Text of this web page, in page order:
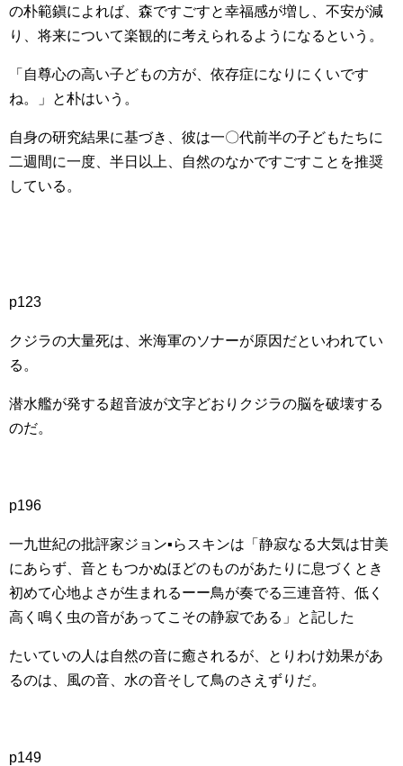
の朴範鎭によれば、森ですごすと幸福感が増し、不安が減
り、将来について楽観的に考えられるようになるという。
「自尊心の高い子どもの方が、依存症になりにくいです
ね。」と朴はいう。
自身の研究結果に基づき、彼は一〇代前半の子どもたちに
二週間に一度、半日以上、自然のなかですごすことを推奨
している。
p123
クジラの大量死は、米海軍のソナーが原因だといわれてい
る。
潜水艦が発する超音波が文字どおりクジラの脳を破壊する
のだ。
p196
一九世紀の批評家ジョン▪らスキンは「静寂なる大気は甘美
にあらず、音ともつかぬほどのものがあたりに息づくとき
初めて心地よさが生まれるーー鳥が奏でる三連音符、低く
高く鳴く虫の音があってこその静寂である」と記した
たいていの人は自然の音に癒されるが、とりわけ効果があ
るのは、風の音、水の音そして鳥のさえずりだ。
p149